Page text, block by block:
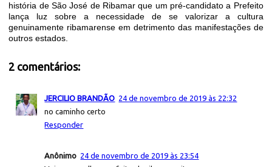
história de São José de Ribamar que um pré-candidato a Prefeito
lança luz sobre a necessidade de se valorizar a cultura
genuinamente ribamarense em detrimento das manifestações de
outros estados.
2 comentários:
JERCILIO BRANDÃO 24 de novembro de 2019 às 22:32
no caminho certo
Responder
Anônimo 24 de novembro de 2019 às 23:54